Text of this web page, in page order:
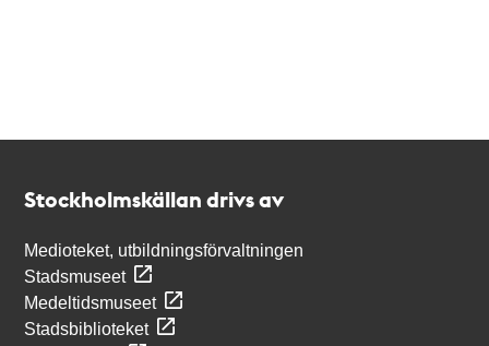
Stockholmskällan drivs av
Medioteket, utbildningsförvaltningen
Stadsmuseet
Medeltidsmuseet
Stadsbiblioteket